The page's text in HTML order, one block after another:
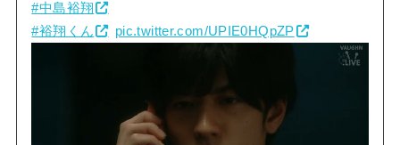
#中島裕翔
#裕翔くん
pic.twitter.com/UPIE0HQpZP